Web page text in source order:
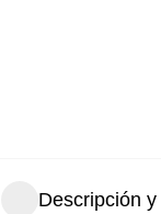
Descripción